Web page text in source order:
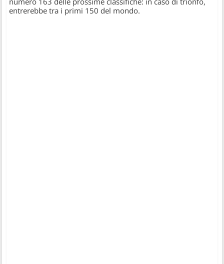
entrerebbe tra i primi 150 del mondo.